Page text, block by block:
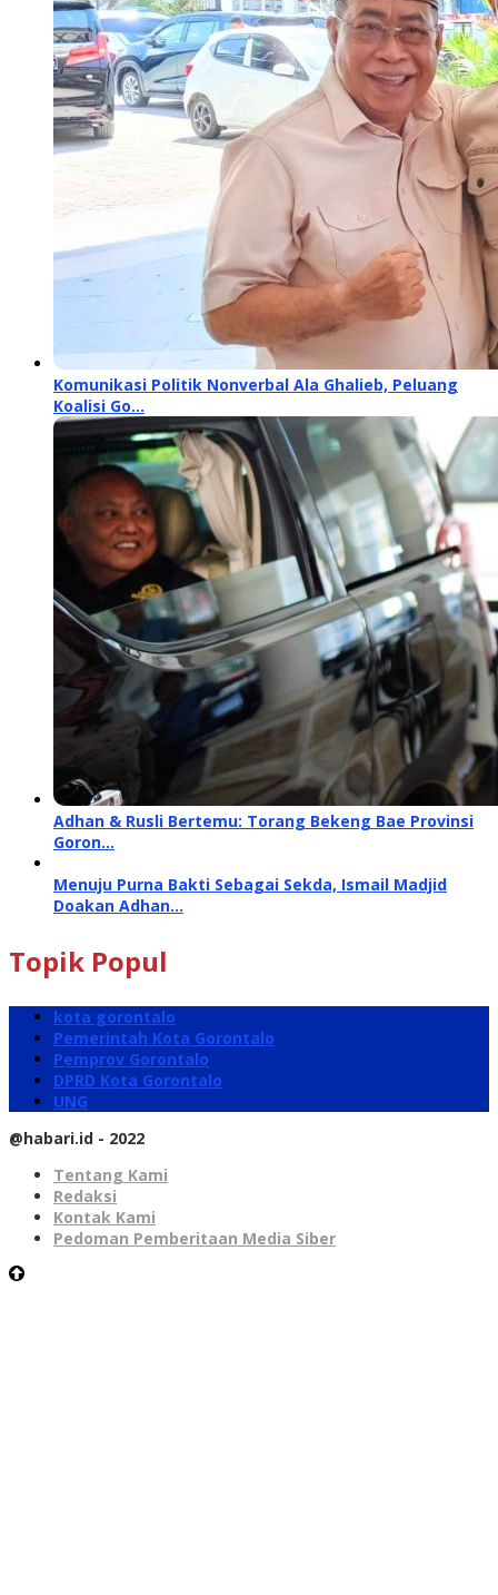
Komunikasi Politik Nonverbal Ala Ghalieb, Peluang
Koalisi Go…
Adhan & Rusli Bertemu: Torang Bekeng Bae Provinsi
Goron…
Menuju Purna Bakti Sebagai Sekda, Ismail Madjid
Doakan Adhan…
Topik Popul
kota gorontalo
Pemerintah Kota Gorontalo
Pemprov Gorontalo
DPRD Kota Gorontalo
UNG
@habari.id - 2022
Tentang Kami
Redaksi
Kontak Kami
Pedoman Pemberitaan Media Siber